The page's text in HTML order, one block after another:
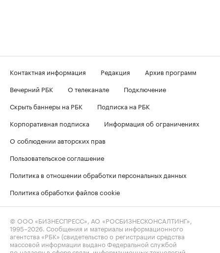
Контактная информация Редакция
Архив программ
Вечерний РБК
О телеканале
Подключение
Скрыть баннеры на РБК
Подписка на РБК
Корпоративная подписка
Информация об ограничениях
О соблюдении авторских прав
Пользовательское соглашение
Политика в отношении обработки персональных данных
Политика обработки файлов cookie
© ООО «БИЗНЕСПРЕСС», АО «РОСБИЗНЕСКОНСАЛТИНГ»,
1995–2026 . Сообщения и материалы информационного
агентства «РБК» (свидетельство о регистрации средства
массовой информации выдано Федеральной службой